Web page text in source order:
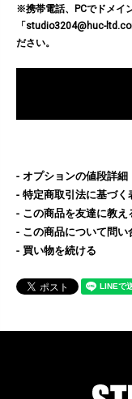
※携帯電話、PCでドメイ
「studio3204@huc-
ださい。
オプションの値段詳細
特定商取引法に基づく
この商品を友達に教え
この商品について問い
買い物を続ける